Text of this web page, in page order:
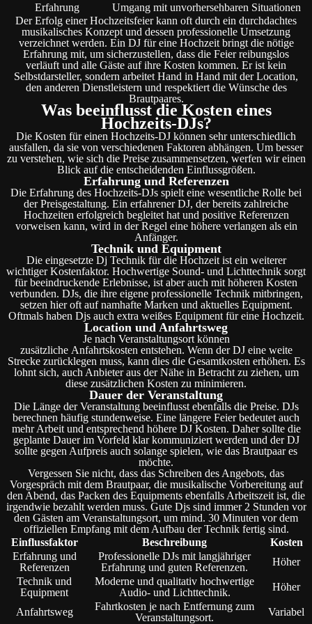
Erfahrung
Umgang mit unvorhersehbaren Situationen
Der Erfolg einer Hochzeitsfeier kann oft durch ein durchdachtes
musikalisches Konzept und dessen professionelle Umsetzung
verzeichnet werden. Ein DJ für eine Hochzeit bringt die nötige
Erfahrung mit, um sicherzustellen, dass die Feier reibungslos
verläuft und alle Gäste auf ihre Kosten kommen. Er ist kein
Selbstdarsteller, sondern arbeitet Hand in Hand mit der Location,
den anderen Dienstleistern und respektiert die Wünsche des
Brautpaares.
Was beeinflusst die Kosten eines
Hochzeits-DJs?
Die Kosten für einen Hochzeits-DJ können sehr unterschiedlich
ausfallen, da sie von verschiedenen Faktoren abhängen. Um besser
zu verstehen, wie sich die Preise zusammensetzen, werfen wir einen
Blick auf die entscheidenden Einflussgrößen.
Erfahrung und Referenzen
Die Erfahrung des Hochzeits-DJs spielt eine wesentliche Rolle bei
der Preisgestaltung. Ein erfahrener DJ, der bereits zahlreiche
Hochzeiten erfolgreich begleitet hat und positive Referenzen
vorweisen kann, wird in der Regel eine höhere verlangen als ein
Anfänger.
Technik und Equipment
Die eingesetzte Dj Technik für die Hochzeit ist ein weiterer
wichtiger Kostenfaktor. Hochwertige Sound- und Lichttechnik sorgt
für beeindruckende Erlebnisse, ist aber auch mit höheren Kosten
verbunden. DJs, die ihre eigene professionelle Technik mitbringen,
setzen hier oft auf namhafte Marken und aktuelles Equipment.
Oftmals haben Djs auch extra weißes Equipment für eine Hochzeit.
Location und Anfahrtsweg
Je nach Veranstaltungsort können
zusätzliche Anfahrtskosten entstehen. Wenn der DJ eine weite
Strecke zurücklegen muss, kann dies die Gesamtkosten erhöhen. Es
lohnt sich, auch Anbieter aus der Nähe in Betracht zu ziehen, um
diese zusätzlichen Kosten zu minimieren.
Dauer der Veranstaltung
Die Länge der Veranstaltung beeinflusst ebenfalls die Preise. DJs
berechnen häufig stundenweise. Eine längere Feier bedeutet auch
mehr Arbeit und entsprechend höhere DJ Kosten. Daher sollte die
geplante Dauer im Vorfeld klar kommuniziert werden und der DJ
sollte gegen Aufpreis auch solange spielen, wie das Brautpaar es
möchte.
Vergessen Sie nicht, dass das Schreiben des Angebots, das
Vorgespräch mit dem Brautpaar, die musikalische Vorbereitung auf
den Abend, das Packen des Equipments ebenfalls Arbeitszeit ist, die
irgendwie bezahlt werden muss. Gute Djs sind immer 2 Stunden vor
den Gästen am Veranstaltungsort, um mind. 30 Minuten vor dem
offiziellen Empfang mit dem Aufbau der Technik fertig sind.
Einflussfaktor
Beschreibung
Kosten
Erfahrung und
Referenzen
Professionelle DJs mit langjähriger
Erfahrung und guten Referenzen.
Höher
Technik und
Equipment
Moderne und qualitativ hochwertige
Audio- und Lichttechnik.
Höher
Anfahrtsweg
Fahrtkosten je nach Entfernung zum
Veranstaltungsort.
Variabel